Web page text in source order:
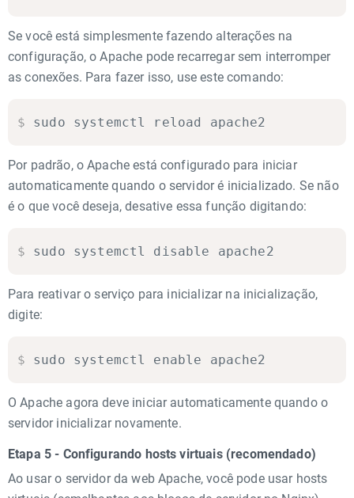
Se você está simplesmente fazendo alterações na
configuração, o Apache pode recarregar sem interromper
as conexões. Para fazer isso, use este comando:
$ sudo systemctl reload apache2
Por padrão, o Apache está configurado para iniciar
automaticamente quando o servidor é inicializado. Se não
é o que você deseja, desative essa função digitando:
$ sudo systemctl disable apache2
Para reativar o serviço para inicializar na inicialização,
digite:
$ sudo systemctl enable apache2
O Apache agora deve iniciar automaticamente quando o
servidor inicializar novamente.
Etapa 5 - Configurando hosts virtuais (recomendado)
Ao usar o servidor da web Apache, você pode usar hosts